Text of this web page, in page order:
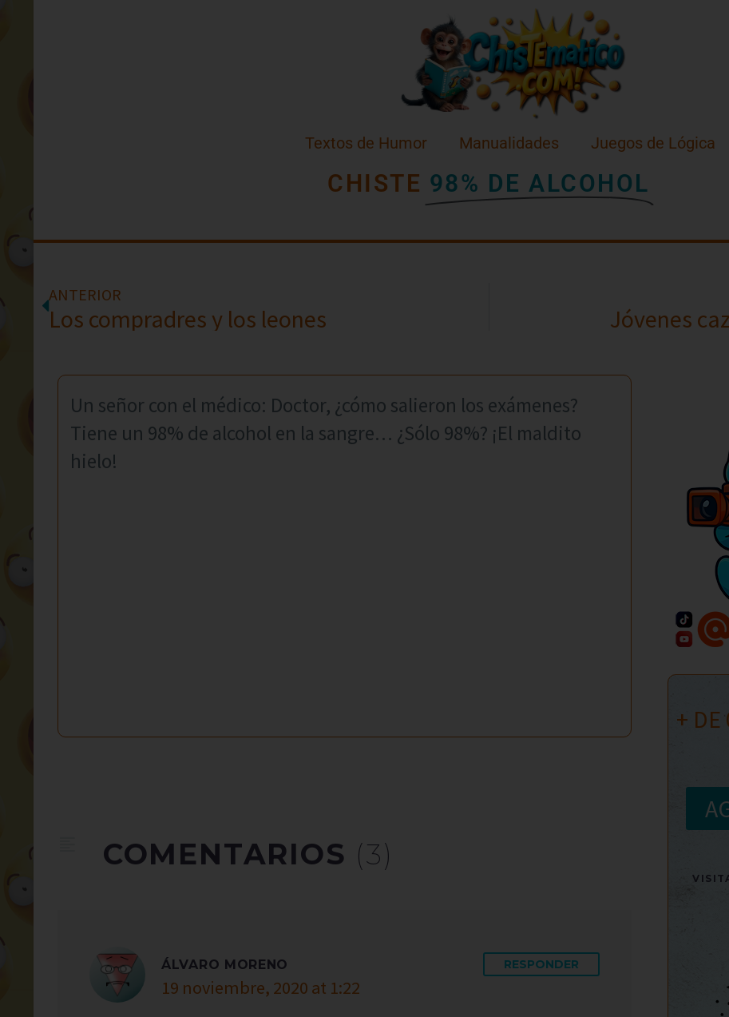
Textos de Humor Manualidades Juegos de Lógica
CHISTE 98% DE ALCOHOL
ANTERIOR
Los compradres y los leones Jóvenes
Un señor con el médico: Doctor, ¿cómo salieron los exámenes?
Tiene un 98% de alcohol en la sangre… ¿Sólo 98%? ¡El maldito
hielo!
COMENTARIOS (3)
ÁLVARO MORENO
19 noviembre, 2020 at 1:22
RESPONDER
+ DE